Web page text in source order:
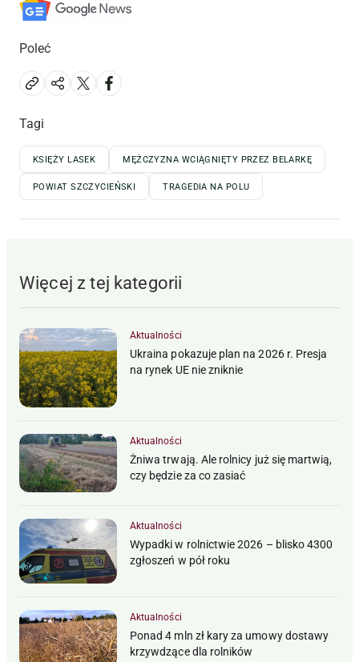
Poleć
Tagi
KSIĘŻY LASEK MĘŻCZYZNA WCIĄGNIĘTY PRZEZ BELARKĘ
POWIAT SZCZYCIEŃSKI TRAGEDIA NA POLU
Więcej z tej kategorii
Aktualności
Ukraina pokazuje plan na 2026 r. Presja
na rynek UE nie zniknie
Aktualności
Żniwa trwają. Ale rolnicy już się martwią,
czy będzie za co zasiać
Aktualności
Wypadki w rolnictwie 2026 – blisko 4300
zgłoszeń w pół roku
Aktualności
Ponad 4 mln zł kary za umowy dostawy
krzywdzące dla rolników